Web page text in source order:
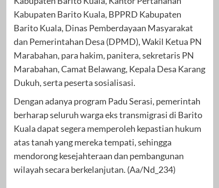
Kabupaten Barito Kuala, BPPRD Kabupaten
Barito Kuala, Dinas Pemberdayaan Masyarakat
dan Pemerintahan Desa (DPMD), Wakil Ketua PN
Marabahan, para hakim, panitera, sekretaris PN
Marabahan, Camat Belawang, Kepala Desa Karang
Dukuh, serta peserta sosialisasi.
Dengan adanya program Padu Serasi, pemerintah
berharap seluruh warga eks transmigrasi di Barito
Kuala dapat segera memperoleh kepastian hukum
atas tanah yang mereka tempati, sehingga
mendorong kesejahteraan dan pembangunan
wilayah secara berkelanjutan. (Aa/Nd_234)